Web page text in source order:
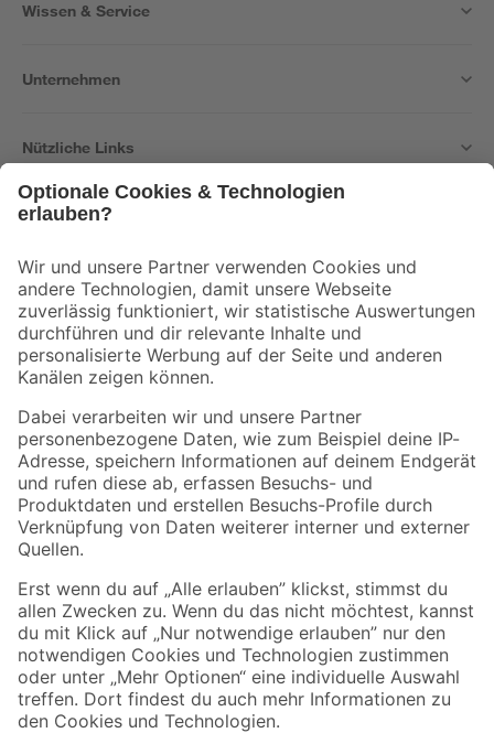
Wissen & Service
Unternehmen
Nützliche Links
Der toom Newsletter: Keine Angebote und Aktionen mehr verpassen!
Zur Newsletter Anmeldung
Folge uns
Zahlungsarten Versandarten
Sicher einkaufen
Jetzt die toom-App herunterladen